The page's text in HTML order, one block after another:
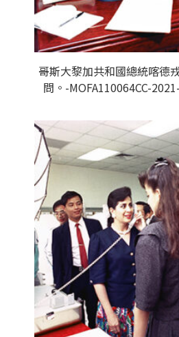
哥斯大黎加共和國總統喀德
問。-MOFA110064CC-